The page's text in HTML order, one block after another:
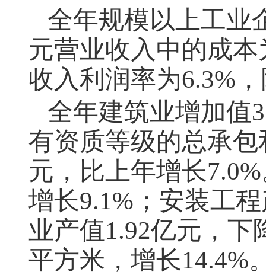
全年规模以上工业
元营业收入中的成本
收入利润率为6.3%
全年建筑业增加值
有资质等级的总承
元，比上年增长7.0%
增长9.1% ；安装工
业产值1.92亿元，下
平方米，增长14.4%